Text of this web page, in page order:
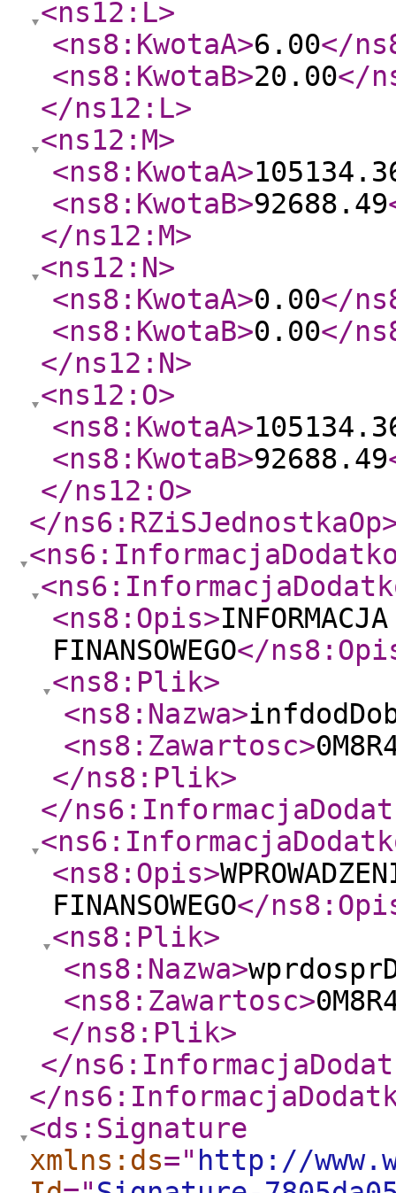
<ns12:L>
<ns8:KwotaA>6.00</
<ns8:KwotaB>20.00</
</ns12:L>
<ns12:M>
<ns8:KwotaA>
<ns8:KwotaB>92688.49
</ns12:M>
<ns12:N>
<ns8:KwotaA>0.00</
<ns8:KwotaB>0.00</
</ns12:N>
<ns12:O>
<ns8:KwotaA>
<ns8:KwotaB>92688.49
</ns12:O>
</ns6:RZiSJednostkaOp
<ns8:Opis>
FINANSOWEGO</
<ns8:Plik>
<ns8:Nazwa>
<ns8:Zawartosc>
</ns8:Plik>
</
<ns8:Opis>
FINANSOWEGO</
<ns8:Plik>
<ns8:Nazwa>
<ns8:Zawartosc>
</ns8:Plik>
</
</
<ds:Signature
xmlns:ds=" http://